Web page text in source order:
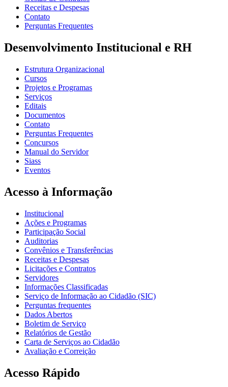
Receitas e Despesas
Contato
Perguntas Frequentes
Desenvolvimento Institucional e RH
Estrutura Organizacional
Cursos
Projetos e Programas
Serviços
Editais
Documentos
Contato
Perguntas Frequentes
Concursos
Manual do Servidor
Siass
Eventos
Acesso à Informação
Institucional
Ações e Programas
Participação Social
Auditorias
Convênios e Transferências
Receitas e Despesas
Licitações e Contratos
Servidores
Informações Classificadas
Serviço de Informação ao Cidadão (SIC)
Perguntas frequentes
Dados Abertos
Boletim de Serviço
Relatórios de Gestão
Carta de Serviços ao Cidadão
Avaliação e Correição
Acesso Rápido